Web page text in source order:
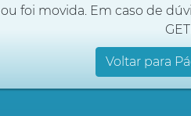
ou foi movida. Em caso de
Voltar para